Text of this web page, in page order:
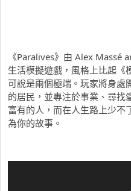
《Paralives》由 Alex Massé
生活模擬遊戲，風格上比起《
可說是兩個極端。玩家將身處
的居民，並專注於事業、尋找
富有的人，而在人生路上少不
為你的故事。